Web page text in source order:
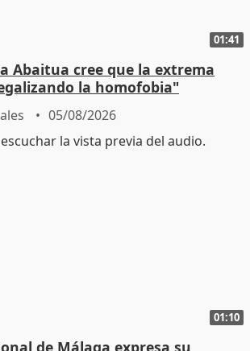
01:41
Abaitua cree que la extrema
la homofobia"
05/08/2026
01:10
de Málaga expresa su